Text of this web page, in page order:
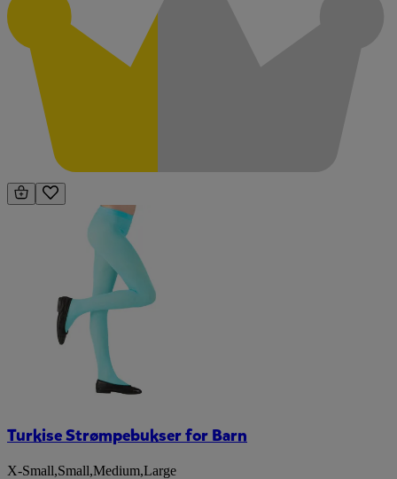
Turkise Strømpebukser for Barn
X-Small,Small,Medium,Large